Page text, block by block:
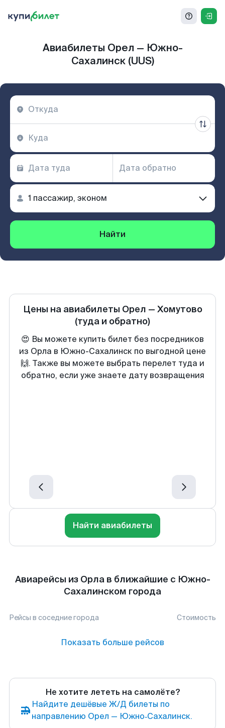
Авиабилеты Орел — Южно-
Сахалинск (UUS)
Найти
Цены на авиабилеты Орел — Хомутово
(туда и обратно)
😍 Вы можете купить билет без посредников
из Орла в Южно-Сахалинск по выгодной цене
🙌. Также вы можете выбрать перелет туда и
обратно, если уже знаете дату возвращения
Найти авиабилеты
Авиарейсы из Орла в ближайшие с Южно-
Сахалинском города
Рейсы в соседние города Стоимость
Показать больше рейсов
Не хотите лететь на самолёте?
Найдите дешёвые Ж/Д билеты по
направлению Орел — Южно‑Сахалинск.